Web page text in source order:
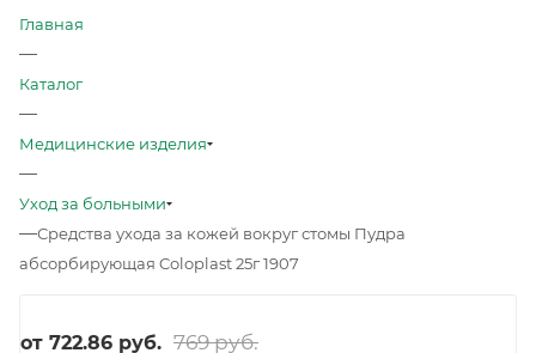
Главная
—
Каталог
—
Медицинские изделия
—
Уход за больными
—Средства ухода за кожей вокруг стомы Пудра
абсорбирующая Coloplast 25г 1907
от 722.86 руб. 769 руб.